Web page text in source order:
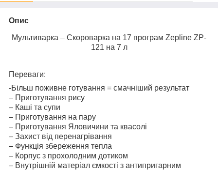
Опис
Мультиварка – Скороварка на 17 програм Zepline ZP-
121 на 7 л
Переваги:
-Більш поживне готування = смачніший результат
– Приготування рису
– Каші та супи
– Приготування на пару
– Приготування Яловичини та квасолі
– Захист від перенагрівання
– Функція збереження тепла
– Корпус з прохолодним дотиком
– Внутрішній матеріал ємкості з антипригарним